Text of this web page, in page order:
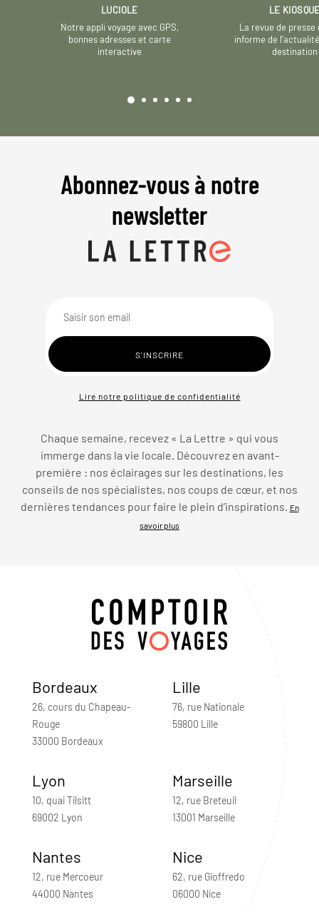
LUCIOLE
Notre appli voyage avec GPS,
bonnes adresses et carte
interactive
LE
La revue de presse
informe de
destination
Abonnez-vous à notre
newsletter
Lire notre politique de confidentialité
Chaque semaine, recevez « La Lettre » qui vous
immerge dans la vie locale. Découvrez en avant-
première : nos éclairages sur les destinations, les
conseils de nos spécialistes, nos coups de cœur, et nos
dernières tendances pour faire le plein d’inspirations.
En
savoir plus
Bordeaux
26, cours du Chapeau-
Rouge
33000 Bordeaux
Lille
76, rue Nationale
59800 Lille
Lyon
10, quai Tilsitt
69002 Lyon
Marseille
12, rue Breteuil
13001 Marseille
Nantes
12, rue Mercoeur
44000 Nantes
Nice
62, rue Gioffredo
06000 Nice